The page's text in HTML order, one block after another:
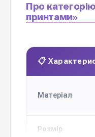
Про
принтами»
📋
Матеріал
Розмір